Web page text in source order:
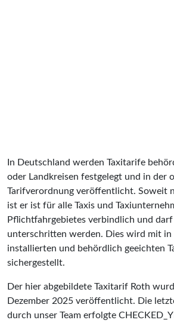
In Deutschland werden Taxitarife
oder Landkreisen festgelegt und in der
Tarifverordnung veröffentlicht. Soweit
ist er ist für alle Taxis und
Pflichtfahrgebietes verbindlich und
unterschritten werden. Dies wird mit in
installierten und behördlich geeichten
sichergestellt.
Der hier abgebildete Taxitarif Roth
Dezember 2025 veröffentlicht. Die
durch unser Team erfolgte